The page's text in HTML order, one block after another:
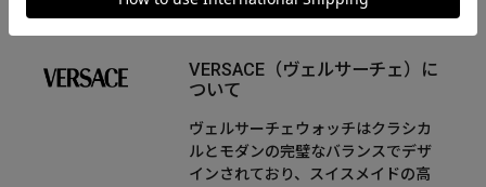
VERSACE（ヴェルサーチェ）に
ついて
ヴェルサーチェウォッチはクラシカ
ルとモダンの完璧なバランスでデザ
インされており、スイスメイドの高